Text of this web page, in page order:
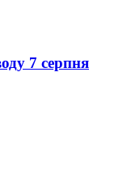
7 серпня